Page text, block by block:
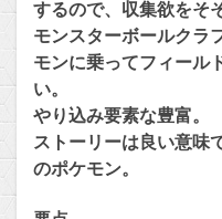
するので、収集欲をそ
モンスターボールクラ
モンに乗ってフィール
い。
やり込み要素な豊富。
ストーリーは良い意味
のポケモン。